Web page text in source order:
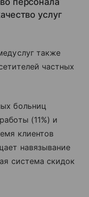
услуг
также
частных
больниц
(11%) и
клиентов
навязывание
система скидок